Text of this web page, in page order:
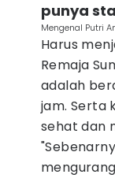
punya
Mengenal Putri
Harus
Remaja
adalah
jam. Serta
sehat dan